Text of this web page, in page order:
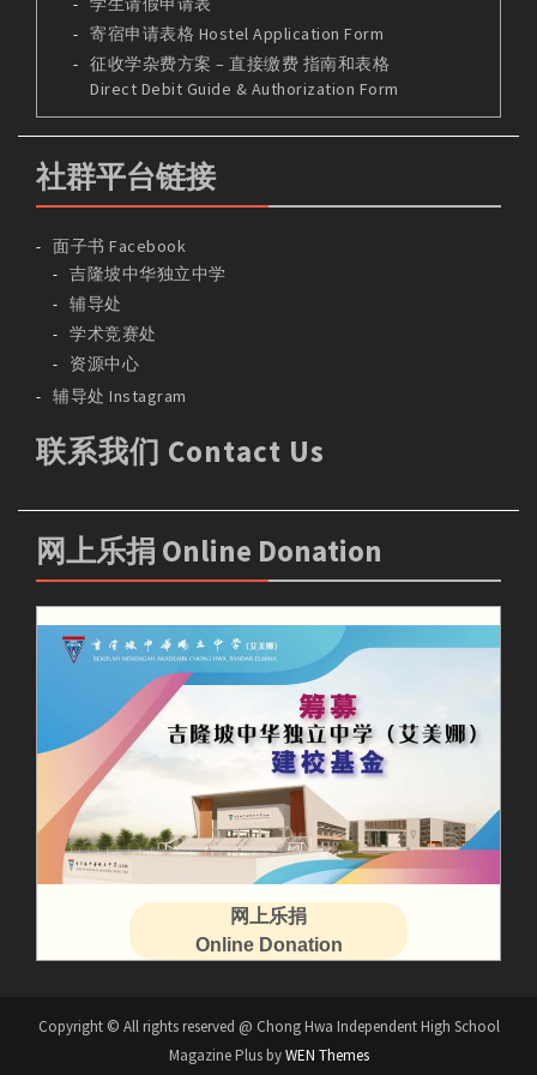
寄宿申请表格 Hostel Application Form
征收学杂费方案 – 直接缴费 指南和表格
Direct Debit Guide & Authorization Form
社群平台链接
面子书 Facebook
吉隆坡中华独立中学
辅导处
学术竞赛处
资源中心
辅导处 Instagram
联系我们 Contact Us
网上乐捐 Online Donation
网上乐捐
Online Donation
Copyright © All rights reserved @ Chong Hwa Independent High School
Magazine Plus byWEN Themes